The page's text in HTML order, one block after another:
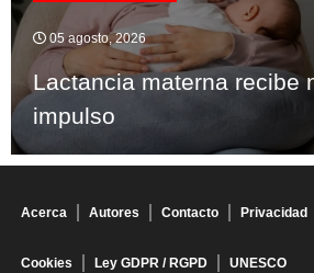
05 agosto, 2026
Lactancia materna recibe
impulso
Acerca Autores Contacto Privacidad
Cookies Ley GDPR / RGPD UNESCO